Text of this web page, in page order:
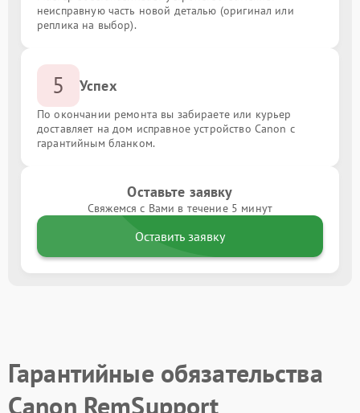
неисправную часть новой деталью (оригинал или
реплика на выбор).
5 Успех
По окончании ремонта вы забираете или курьер
доставляет на дом исправное устройство Canon с
гарантийным бланком.
Оставьте заявку
Свяжемся с Вами в течение 5 минут
Оставить заявку
Гарантийные обязательства
Canon RemSupport